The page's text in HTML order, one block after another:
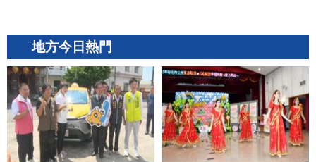
地方今日熱門